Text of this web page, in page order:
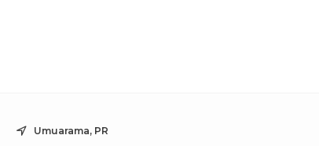
Umuarama, PR